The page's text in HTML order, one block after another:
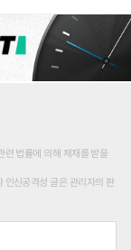
련 법률에 의해 제재를 받을
인신공격성 글은 관리자의 판